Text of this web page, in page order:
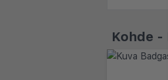
Kohde -